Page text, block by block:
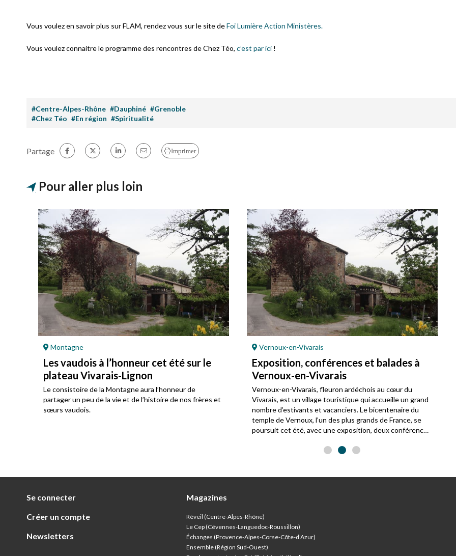
Vous voulez en savoir plus sur FLAM, rendez vous sur le site deFoi Lumière Action Ministères.
Vous voulez connaitre le programme des rencontres de Chez Téo, c’est par ici !
#Centre-Alpes-Rhône #Dauphiné #Grenoble
#Chez Téo #En région #Spiritualité
Partage Imprimer
Pour aller plus loin
Montagne
Les vaudois à l’honneur cet été sur le
plateau Vivarais-Lignon
Le consistoire de la Montagne aura l’honneur de
partager un peu de la vie et de l’histoire de nos frères et
sœurs vaudois.
Vernoux-en-Vivarais
Exposition, conférences et balades à
Vernoux-en-Vivarais
Vernoux-en-Vivarais, fleuron ardéchois au cœur du
Vivarais, est un village touristique qui accueille un grand
nombre d’estivants et vacanciers. Le bicentenaire du
temple de Vernoux, l’un des plus grands de France, se
poursuit cet été, avec une exposition, deux conférences
l’association cultuelle de la paroisse de Vernoux-
Se connecter
Créer un compte
Newsletters
Magazines
Réveil (Centre-Alpes-Rhône)
Le Cep (Cévennes-Languedoc-Roussillon)
Échanges (Provence-Alpes-Corse-Côte-d’Azur)
Ensemble (Région Sud-Ouest)